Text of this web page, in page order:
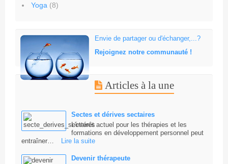
Yoga (8)
Envie de partager ou d'échanger,...?
Rejoignez notre communauté !
Articles à la une
Sectes et dérives sectaires
L'intérêt actuel pour les thérapies et les
formations en développement personnel peut
entraîner…
Lire la suite
Devenir thérapeute